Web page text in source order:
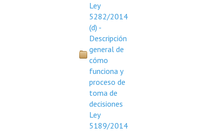
FONACIDE y ROYALTIES
Informes NRM-mecip2015
Declaración Jurada de Bienes Publicadas
Informes de Evaluación del Plan de Mejoramiento
Ley
5282/2014
(d) -
Descripción
general de
cómo
funciona y
proceso de
toma de
decisiones
Ley
5189/2014